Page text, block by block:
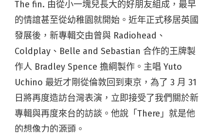
The fin. 由從小一塊兒長大的好朋友組成，最早
的情誼甚至從幼稚園就開始。近年正式移居英國
發展後，新專輯交由曾與 Radiohead、
Coldplay、Belle and Sebastian 合作的王牌製
作人 Bradley Spence 擔綱製作。主唱 Yuto
Uchino 最近才剛從倫敦回到東京，為了 3 月 31
日將再度造訪台灣表演，立即接受了我們關於新
專輯與再度來台的訪談。他說「There」就是他
的想像力的源頭。